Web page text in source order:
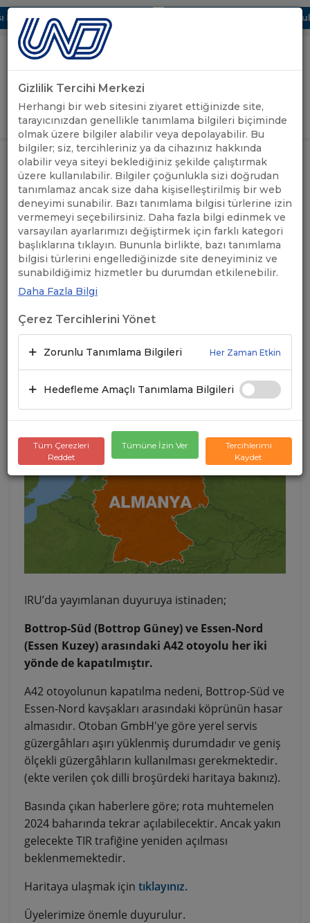
UBAK Bölümü Hakkında UND, Yunanistan Vize
Uluslararası Nakliyeciler Derneği
GİRİŞ YAP
ANASAYFA /
ÖNEMLİ
DUYURULAR
/
ALMANYA: BOTTROP-SÜD VE
ESSEN-NORD ARASINDAKİ A42
OTOYOLUNUN TAMAMEN
KAPATILMASI HAKKINDA
BİLGİLENDİRME
ALMANYA: BOTTROP-SÜD
VE ESSEN-NORD
ARASINDAKİ A42
OTOYOLUNUN TAMAMEN
KAPATILMASI HAKKINDA
BİLGİLENDİRME
IRU’da yayımlanan duyuruya istinaden;
Bottrop-Süd (Bottrop Güney) ve Essen-Nord
(Essen Kuzey) arasındaki A42 otoyolu her iki
yönde de kapatılmıştır.
A42 otoyolunun kapatılma nedeni, Bottrop-Süd ve
Essen-Nord kavşakları arasındaki köprünün hasar
almasıdır. Otoban GmbH'ye göre yerel servis
güzergâhları aşırı yüklenmiş durumdadır ve geniş
ölçekli güzergâhların kullanılması gerekmektedir.
(ekte verilen çok dilli broşürdeki haritaya bakınız).
Basında çıkan haberlere göre; rota muhtemelen
2024 baharında tekrar açılabilecektir. Ancak yakın
gelecekte TIR trafiğine yeniden açılması
beklenmemektedir.
Haritaya ulaşmak için tıklayınız.
Üyelerimize önemle duyurulur.
Gizlilik Tercihi Merkezi
Herhangi bir web sitesini ziyaret ettiğinizde site,
tarayıcınızdan genellikle tanımlama bilgileri biçiminde
olmak üzere bilgiler alabilir veya depolayabilir. Bu
bilgiler; siz, tercihleriniz ya da cihazınız hakkında
olabilir veya siteyi beklediğiniz şekilde çalıştırmak
üzere kullanılabilir. Bilgiler çoğunlukla sizi doğrudan
tanımlamaz ancak size daha kişiselleştirilmiş bir web
deneyimi sunabilir. Bazı tanımlama bilgisi türlerine izin
vermemeyi seçebilirsiniz. Daha fazla bilgi edinmek ve
varsayılan ayarlarımızı değiştirmek için farklı kategori
başlıklarına tıklayın. Bununla birlikte, bazı tanımlama
bilgisi türlerini engellediğinizde site deneyiminiz ve
sunabildiğimiz hizmetler bu durumdan etkilenebilir.
Daha Fazla Bilgi
Çerez Tercihlerini Yönet
Zorunlu Tanımlama Bilgileri Her Zaman Etkin
Hedefleme Amaçlı Tanımlama Bilgileri
Tüm Çerezleri
Reddet
Tümüne İzin Ver
Tercihlerimi
Kaydet